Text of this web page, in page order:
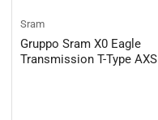
Sram
Gruppo Sram X0 Eagle
Transmission T-Type AXS